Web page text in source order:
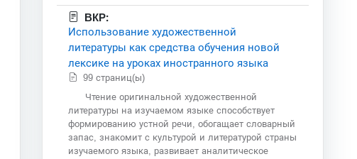
ВКР:
Использование художественной
литературы как средства обучения новой
лексике на уроках иностранного языка
99 страниц(ы)
Чтение оригинальной художественной
литературы на изучаемом языке способствует
формированию устной речи, обогащает словарный
запас, знакомит с культурой и литературой страны
изучаемого языка, развивает аналитическое